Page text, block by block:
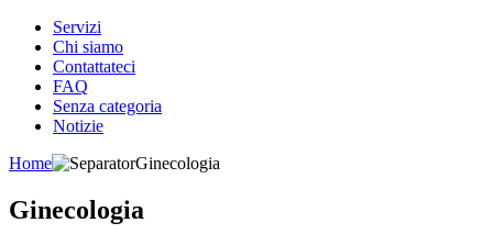
Servizi
Chi siamo
Contattateci
FAQ
Senza categoria
Notizie
Home
Ginecologia
Ginecologia